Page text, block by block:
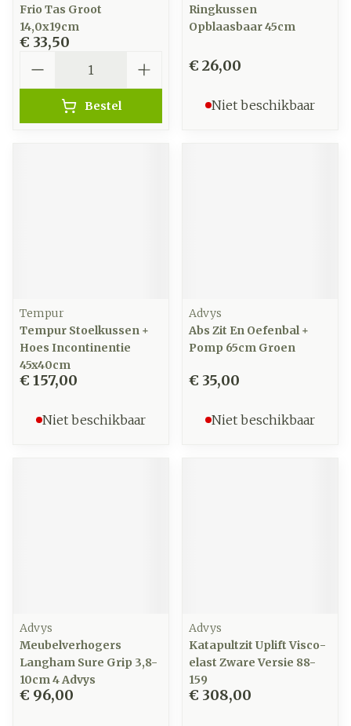
Frio Tas Groot
14,0x19cm
€ 33,50
Bestel
Ringkussen
Opblaasbaar 45cm
€ 26,00
Niet beschikbaar
Tempur
Tempur Stoelkussen +
Hoes Incontinentie
45x40cm
€ 157,00
Niet beschikbaar
Advys
Abs Zit En Oefenbal +
Pomp 65cm Groen
€ 35,00
Niet beschikbaar
Advys
Meubelverhogers
Langham Sure Grip 3,8-
10cm 4 Advys
€ 96,00
Advys
Katapultzit Uplift Visco-
elast Zware Versie 88-
159
€ 308,00